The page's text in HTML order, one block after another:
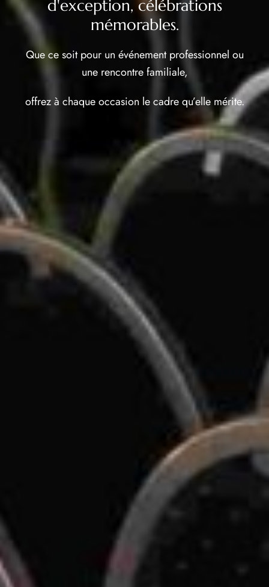
d'exception, célébrations
mémorables.
Que ce soit pour un événement professionnel ou
une rencontre familiale,
offrez à chaque occasion le cadre qu’elle mérite.